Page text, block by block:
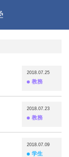
2018.07.25
教務
2018.07.23
教務
2018.07.09
学生